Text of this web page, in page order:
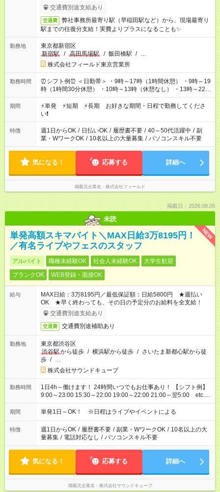
交通費別途支給あり
交通費
弊社事務所最寄り駅（早稲田駅など）から、現場最寄り
駅までの往復分支給！実費よりプラスになることも✨
勤務地
東京都新宿区
新宿駅
/ 高田馬場駅 / 飯田橋駅 / …
株式会社フィールド東京営業所
勤務時間
⏰シフト例⏰ ＜日勤帯＞ ・9時～17時（1時間休憩） ・9時～19
時（1時間30分休憩） ・10時～13時（休憩なし） ・13時～22時
（1時間休憩） ＜夜勤帯＞ ・22時～午前2時（休憩なし） ・23
時～午前7時（1時間休憩） ・午前0時～6時（休憩なし） ※案件
や日程により変動があります。 ※なるべく希望シフトに合うよ
う調整しております。
期間
⚡単発 ⚡短期 ⚡長期 お好きな期間・日程で勤務してくださ
い❗
特徴 週1日からOK / 日払いOK / 履歴書不要 / 40～50代活躍中 / 副
業・WワークOK / 10名以上の大量募集 / パソコンスキル不要
気になる！ 応募する 詳細へ
掲載元企業名 株式会社フィールド
掲載日：2026.08.05
未読
NEW
単発高額スキマバイト＼MAX日給3万8195円！
／有名ライブやフェスのスタッフ
アルバイト 職種未経験OK 社会人未経験OK
大学生歓迎
ブランクOK
WEB登録・面接OK
給与
MAX日給：3万8195円／最低保証額：日給5800円 ★週払い
OK ★早く終わっても、その日の予定分のお給料を全支給！
交通費別途支給あり
交通費 交通費別途補助あり
勤務地
東京都渋谷区
渋谷駅から徒歩 / 横浜駅から徒歩 / さいたま新都心駅から徒
歩 / …
株式会社サウンドキューブ
勤務時間
1日4h～働けます！ 24時間いつでもお仕事あり！ 【シフト例】
9:00～23:00 15:30～22:00 19:00～22:00 21:00～翌5:00 etc...
※現場により異なります 【日給例】 案内／1万5743円（9:00～
23:00） グッズ販売／1万5503円（8:00～22:00） 会場準備／
5:00）
期間 単発1日～OK！ ※日程はライブやイベントによる
特徴 週1日からOK / 履歴書不要 / 副業・WワークOK / 10名以上の大
量募集 / 電話対応なし / パソコンスキル不要
気になる！ 応募する 詳細へ
掲載元企業名 株式会社サウンドキューブ